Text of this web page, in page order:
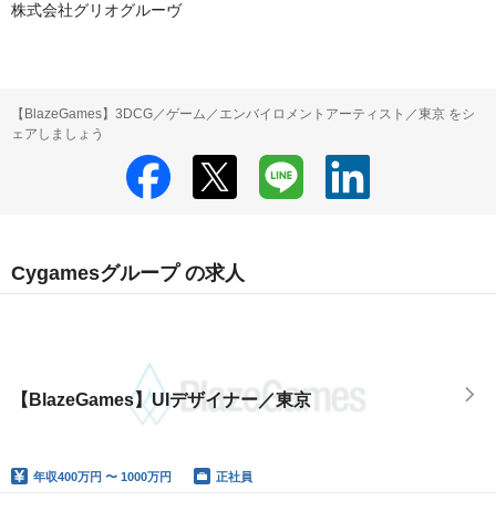
株式会社グリオグルーヴ
【BlazeGames】3DCG／ゲーム／エンバイロメントアーティスト／東京 をシ
ェアしましょう
Cygamesグループ の求人
【BlazeGames】UIデザイナー／東京
年収400万円 〜 1000万円 正社員